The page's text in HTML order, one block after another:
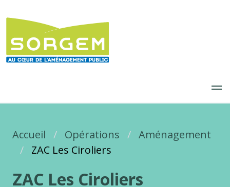
au
principal
Fil d'Ariane
Accueil Opérations
Aménagement
ZAC Les Ciroliers
ZAC Les Ciroliers